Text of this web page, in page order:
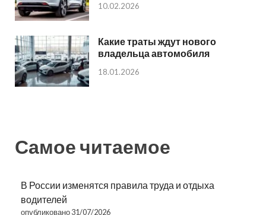
10.02.2026
Какие траты ждут нового
владельца автомобиля
18.01.2026
Самое читаемое
В России изменятся правила труда и отдыха
водителей
опубликовано 31/07/2026